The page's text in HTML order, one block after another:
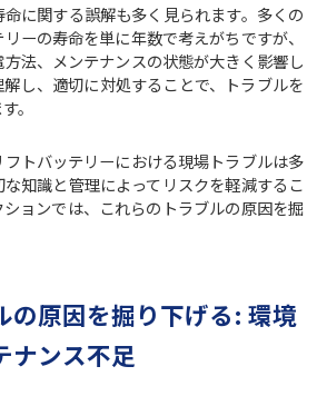
に関する誤解も多く見られます。多くの
ーの寿命を単に年数で考えがちですが、
法、メンテナンスの状態が大きく影響し
し、適切に対処することで、トラブルを
。
トバッテリーにおける現場トラブルは多
知識と管理によってリスクを軽減するこ
ョンでは、これらのトラブルの原因を掘
の原因を掘り下げる: 環境
ナンス不足